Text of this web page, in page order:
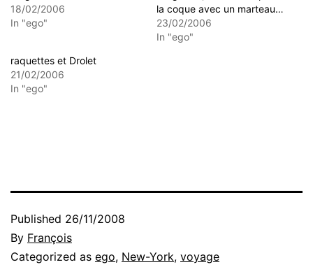
18/02/2006
In "ego"
la coque avec un marteau…
23/02/2006
In "ego"
raquettes et Drolet
21/02/2006
In "ego"
Published 26/11/2008
By François
Categorized as ego, New-York, voyage